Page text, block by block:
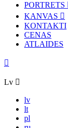
PORTRETS
KANVAS
KONTAKTI
CENAS
ATLAIDES
Lv
lv
lt
pl